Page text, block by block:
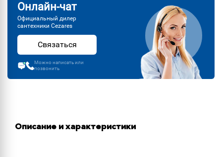
Онлайн-чат
Официальный дилер
сантехники Cezares
Связаться
Можно написать или
позвонить
Описание и характеристики